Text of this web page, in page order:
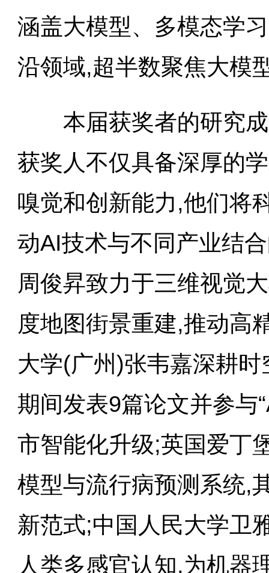
涵盖大模型、多模态学
沿领域,超半数聚焦大模
本届获奖者的研究成
获奖人不仅具备深厚的
嗅觉和创新能力,他们将
动AI技术与不同产业结
周俊昇致力于三维视觉
度地图街景重建,推动高
大学(广州)张韦嘉深耕
期间发表9篇论文并参与
市智能化升级;英国爱丁
模型与流行病预测系统,
新范式;中国人民大学卫
人类多感官认知,为机器